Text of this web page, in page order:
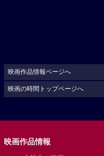
映画作品情報ページへ
映画の時間トップページへ
映画作品情報